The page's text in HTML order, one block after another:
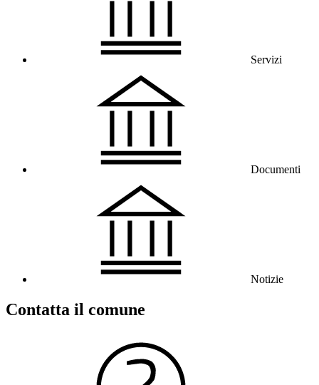
Servizi
Documenti
Notizie
Contatta il comune